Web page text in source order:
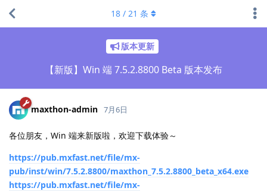
版本更新
【新版】Win 端 7.5.2.8800 Beta 版本发布
18 / 21 条
maxthon-admin 7月6日
各位朋友，Win 端来新版啦，欢迎下载体验～
https://pub.mxfast.net/file/mx-
pub/inst/win/7.5.2.8800/maxthon_7.5.2.8800_beta_x64.exe
https://pub.mxfast.net/file/mx-